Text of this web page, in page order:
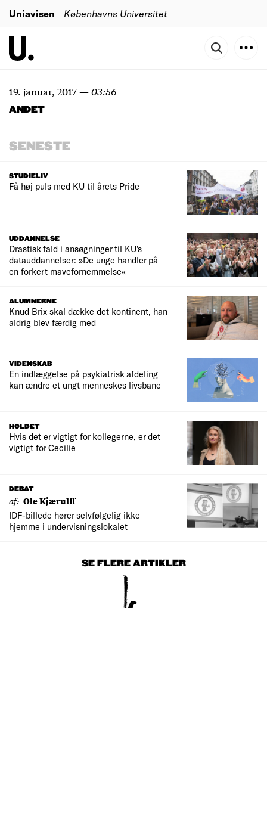
Uniavisen Københavns Universitet
19. januar, 2017—03:56
ANDET
SENESTE
STUDIELIV
Få høj puls med KU til årets Pride
UDDANNELSE
Drastisk fald i ansøgninger til KU's
datauddannelser: »De unge handler på
en forkert mavefornemmelse«
ALUMNERNE
Knud Brix skal dække det kontinent, han
aldrig blev færdig med
VIDENSKAB
En indlæggelse på psykiatrisk afdeling
kan ændre et ungt menneskes livsbane
HOLDET
Hvis det er vigtigt for kollegerne, er det
vigtigt for Cecilie
DEBAT
af: Ole Kjærulff
IDF-billede hører selvfølgelig ikke
hjemme i undervisningslokalet
SE FLERE ARTIKLER